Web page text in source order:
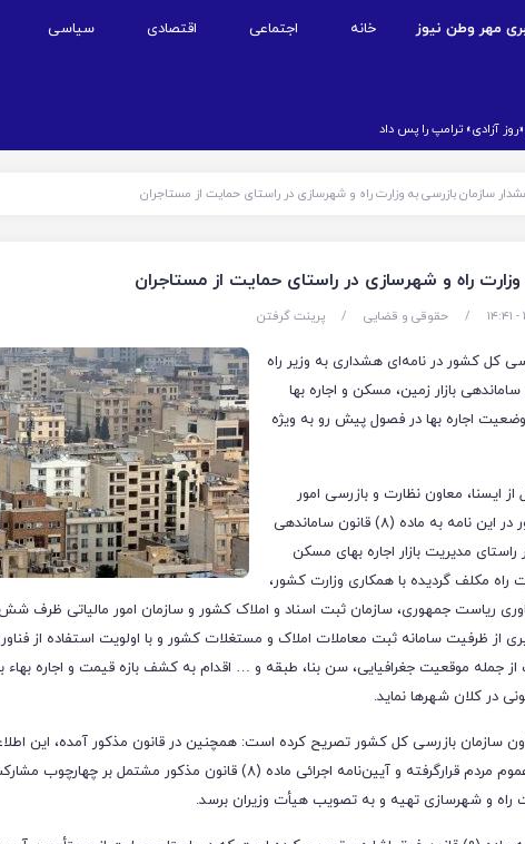
مهر وطن نیوز خانه اجتماعی اقتصادی سیاسی
سازمان بازرسی به وزارت راه و شهرسازی در راستای حمایت از مستاجران
راه و شهرسازی در راستای حمایت از مستاجران
/ حقوقی و قضایی / پرینت گرفتن
کل کشور در نامه‌ای هشداری به وزیر راه
بازار زمین، مسکن و اجاره بها
اجاره بها در فصول پیش رو به ویژه
ایسنا، معاون نظارت و بازرسی امور
تولیدی سازمان بازرسی کل کشور در این نامه به ماده (۸) قانون ساماندهی
راستای مدیریت بازار اجاره ­بهای مسکن
راه مکلف گردیده با همکاری وزارت کشور،
از ظرفیت سامانه ثبت معاملات املاک و مستغلات کشور و با اولویت استفاده از
جمله موقعیت جغرافیایی، سن بنا، طبقه و … اقدام به کشف بازه قیمت و اجاره
در کلان شهرها نماید.
سازمان بازرسی کل کشور تصریح کرده است: همچنین در قانون مذکور آمده، این
صورت برخط و رایگان در اختیار عموم مردم قرارگرفته و آیین‌نامه اجرائی ماده (۸) قانون مذکور
و شهرسازی تهیه و به تصویب هیأت وزیران برسد.